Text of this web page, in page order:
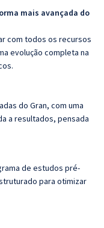
mais avançada do
com todos os recursos
evolução completa na
do Gran, com uma
a resultados, pensada
de estudos pré-
para otimizar